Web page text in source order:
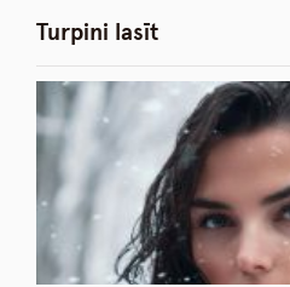
Turpini lasīt